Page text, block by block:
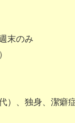
末のみ
）、独身、潔癖